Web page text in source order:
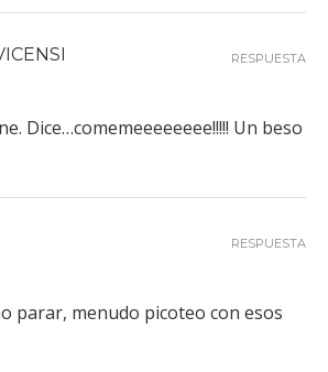
Dice…comemeeeeeeee!!!!! Un beso
RESPUESTA
parar, menudo picoteo con esos
RESPUESTA